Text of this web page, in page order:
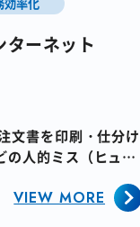
ーネット
文書を印刷・仕分け
人的ミス（ヒュー
VIEW MORE